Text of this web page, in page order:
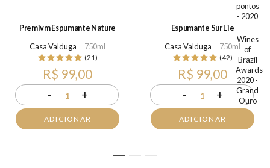
Premivm Espumante Nature
Casa Valduga
750ml
(21)
R$ 99,00
- 1 +
ADICIONAR
Espumante Sur Lie
Casa Valduga
750ml
(42)
R$ 99,00
- 1 +
ADICIONAR